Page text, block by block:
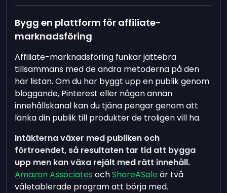
Bygg en plattform för affiliate-
marknadsföring
Affiliate-marknadsföring funkar jättebra
tillsammans med de andra metoderna på den
här listan. Om du har byggt upp en publik genom
bloggande, Pinterest eller någon annan
innehållskanal kan du tjäna pengar genom att
länka din publik till produkter de troligen vill ha.
Intäkterna växer med publiken och
förtroendet, så resultaten tar tid att bygga
upp men kan växa rejält med rätt innehåll.
Amazon Associates ochShareASale är två
väletablerade program att börja med.